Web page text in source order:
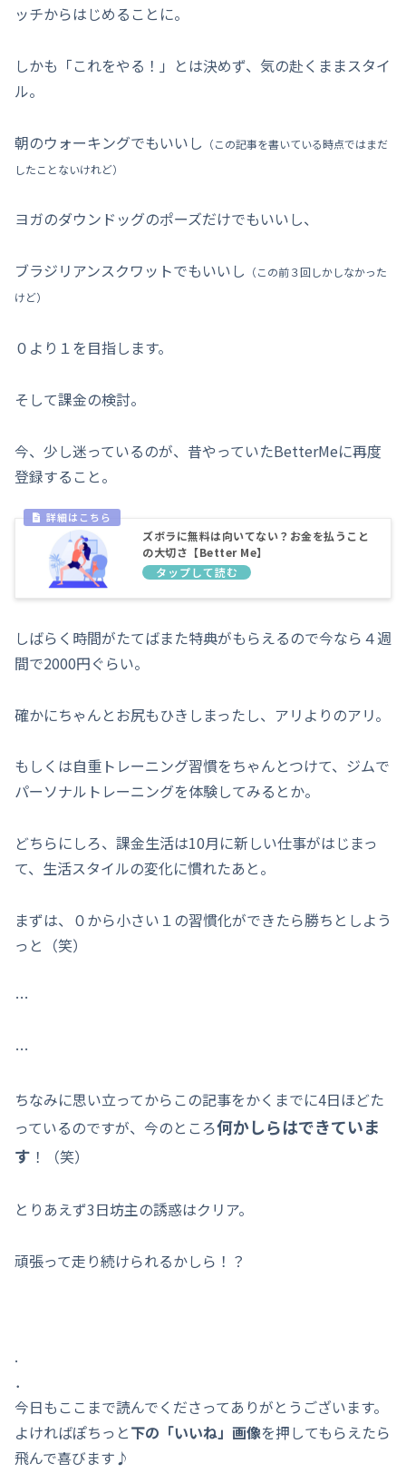
ッチからはじめることに。
しかも「これをやる！」とは決めず、気の赴くままスタイ
ル。
朝のウォーキングでもいいし （この記事を書いている時点ではまだ
したことないけれど）
ヨガのダウンドッグのポーズだけでもいいし、
ブラジリアンスクワットでもいいし （この前３回しかしなかった
けど）
０より１を目指します。
そして課金の検討。
今、少し迷っているのが、昔やっていたBetterMeに再度
登録すること。
ズボラに無料は向いてない？お金を払うこと
の大切さ【Better Me】
しばらく時間がたてばまた特典がもらえるので今なら４週
間で2000円ぐらい。
確かにちゃんとお尻もひきしまったし、アリよりのアリ。
もしくは自重トレーニング習慣をちゃんとつけて、ジムで
パーソナルトレーニングを体験してみるとか。
どちらにしろ、課金生活は10月に新しい仕事がはじまっ
て、生活スタイルの変化に慣れたあと。
まずは、０から小さい１の習慣化ができたら勝ちとしよう
っと（笑）
…
…
ちなみに思い立ってからこの記事をかくまでに4日ほどた
っているのですが、今のところ何かしらはできていま
す ！（笑）
とりあえず3日坊主の誘惑はクリア。
頑張って走り続けられるかしら！？
.
．
今日もここまで読んでくださってありがとうございます。
よければぽちっと下の「いいね」画像を押してもらえたら
飛んで喜びます♪